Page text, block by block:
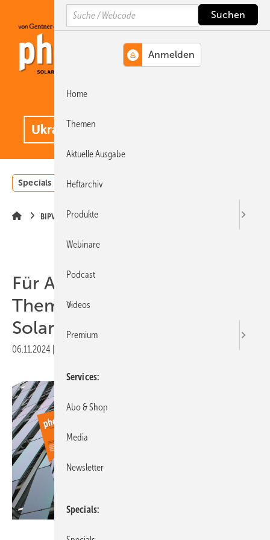
Hauptinhalt
Hauptmenü
SiteSearch
Specials Einstrahlungsatlas
BIPV
Für Abonnenten:
Themenheft über
Solarfassaden erschienen
06.11.2024
Search
Home
Themen
Aktuelle Ausgabe
Heftarchiv
Produkte
Webinare
Podcast
Videos
Premium
Services
Abo & Shop
Media
Newsletter
Specials